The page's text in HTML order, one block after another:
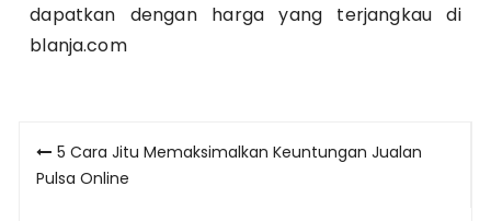
dapatkan dengan harga yang terjangkau di
blanja.com
Post
navigation
5 Cara Jitu Memaksimalkan Keuntungan Jualan
Pulsa Online